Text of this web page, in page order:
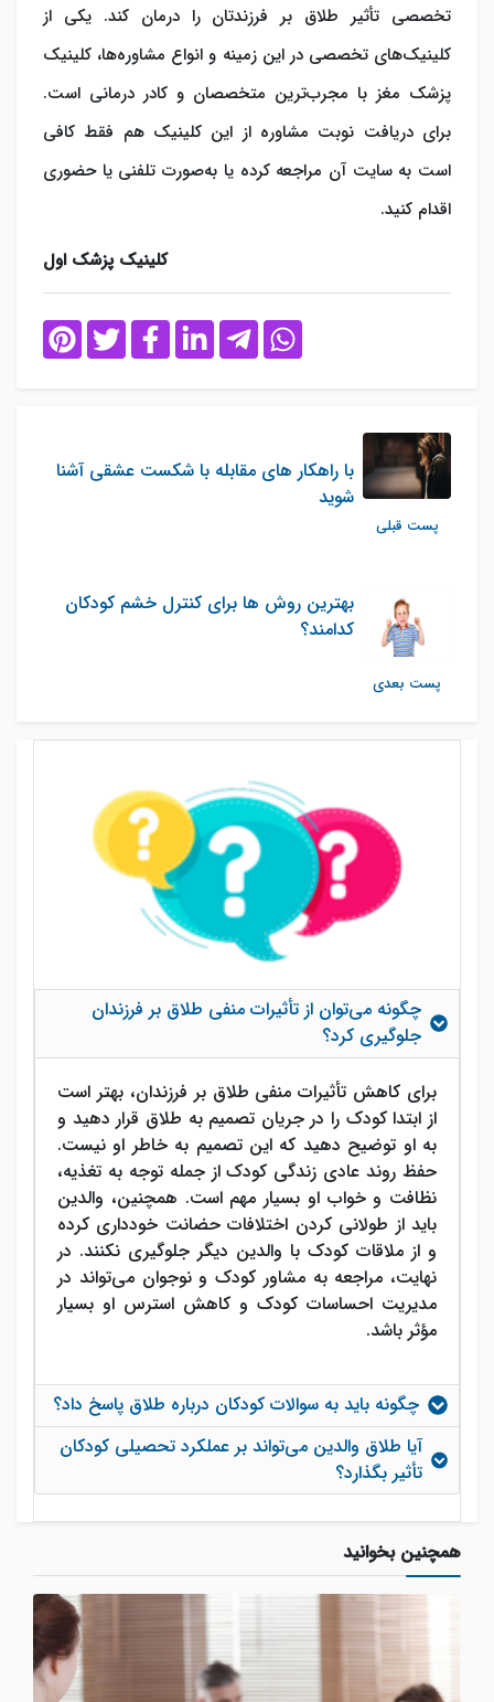
تخصصی تأثیر طلاق بر فرزندتان را درمان کند. یکی از
کلینیک‌های تخصصی در این زمینه و انواع مشاوره‌ها، کلینیک
پزشک مغز با مجرب‌ترین متخصصان و کادر درمانی است.
برای دریافت نوبت مشاوره از این کلینیک هم فقط کافی
است به سایت آن مراجعه کرده یا به‌صورت تلفنی یا حضوری
اقدام کنید.
کلینیک پزشک اول
پست قبلی
با راهکار های مقابله با شکست عشقی آشنا
شوید
پست بعدی
بهترین روش ها برای کنترل خشم کودکان
کدامند؟
چگونه می‌توان از تأثیرات منفی طلاق بر فرزندان
جلوگیری کرد؟
برای کاهش تأثیرات منفی طلاق بر فرزندان، بهتر است
از ابتدا کودک را در جریان تصمیم به طلاق قرار دهید و
به او توضیح دهید که این تصمیم به خاطر او نیست.
حفظ روند عادی زندگی کودک از جمله توجه به تغذیه،
نظافت و خواب او بسیار مهم است. همچنین، والدین
باید از طولانی کردن اختلافات حضانت خودداری کرده
و از ملاقات کودک با والدین دیگر جلوگیری نکنند. در
نهایت، مراجعه به مشاور کودک و نوجوان می‌تواند در
مدیریت احساسات کودک و کاهش استرس او بسیار
مؤثر باشد.
چگونه باید به سوالات کودکان درباره طلاق پاسخ داد؟
آیا طلاق والدین می‌تواند بر عملکرد تحصیلی کودکان
تأثیر بگذارد؟
همچنین بخوانید